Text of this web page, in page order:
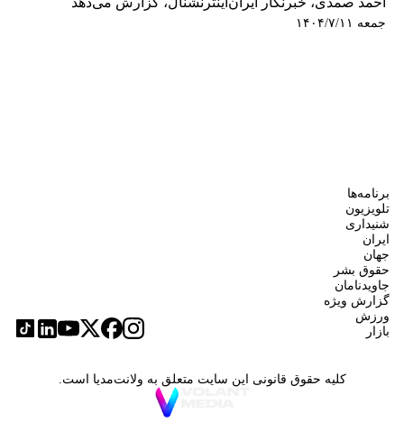
جمعه ۱۴۰۴/۷/۱۱
برنامه‌ها
تلویزیون
شنیداری
ایران
جهان
حقوق بشر
جاویدنامان
گزارش ویژه
ورزش
بازار
کلیه حقوق قانونی این سایت متعلق به ولانت‌مدیا است.